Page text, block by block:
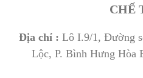
CHẾ
Địa chỉ : Lô I.9/1, Đường
Lộc, P. Bình Hưng Hòa